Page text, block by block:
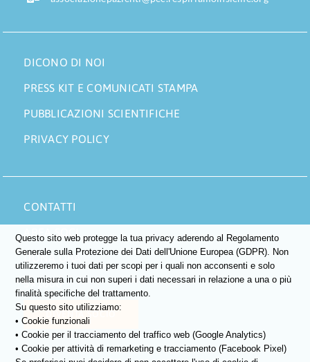
DICONO DI NOI
PRESS KIT E COMUNICATI STAMPA
PUBBLICAZIONI SCIENTIFICHE
PRIVACY POLICY
CONTATTI
AREA SOCI
DONA ORA
5×1000
Questo sito web protegge la tua privacy aderendo al Regolamento
Generale sulla Protezione dei Dati dell'Unione Europea (GDPR). Non
utilizzeremo i tuoi dati per scopi per i quali non acconsenti e solo
nella misura in cui non superi i dati necessari in relazione a una o più
finalità specifiche del trattamento.
Su questo sito utilizziamo:
• Cookie funzionali
• Cookie per il tracciamento del traffico web (Google Analytics)
• Cookie per attività di remarketing e tracciamento (Facebook Pixel)